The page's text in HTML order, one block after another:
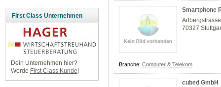
First Class Unternehmen
Dein Unternehmen hier?
Werde First Class Kunde!
Smartphone
70327
Branche: Computer & Telekom
cubed GmbH